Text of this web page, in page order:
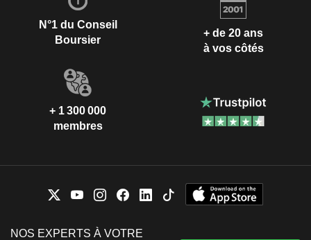
N°1 du Conseil
Boursier
+ de 20 ans
à vos côtés
+ 1 300 000
membres
NOS EXPERTS À VOTRE